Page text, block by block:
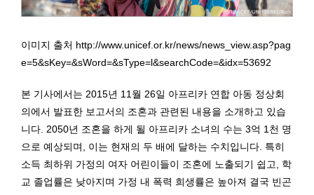
이미지 출처 http://www.unicef.or.kr/news/news_view.asp?pag
e=5&sKey=&sWord=&sType=l&searchCode=&idx=53692
본 기사에서는 2015년 11월 26일 아프리카 연합 아동 정상회
의에서 발표한 보고서의 조혼과 관련된 내용을 소개하고 있습
니다. 2050년 조혼을 하게 될 아프리카 소녀의 수는 3억 1천 명
으로 예상되며, 이는 현재의 두 배에 달하는 수치입니다. 특히
소득 최하위 가정의 여자 어린이들이 조혼에 노출되기 쉽고, 학
교 졸업률은 낮아지며 가정 내 폭력 희생률은 높아져 결국 빈곤